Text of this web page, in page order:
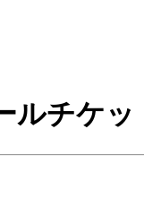
ルチケ